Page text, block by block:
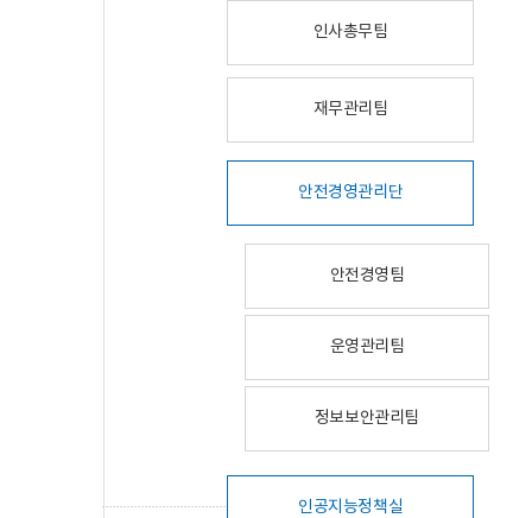
인사총무팀
재무관리팀
안전경영관리단
안전경영팀
운영관리팀
정보보안관리팀
인공지능정책실